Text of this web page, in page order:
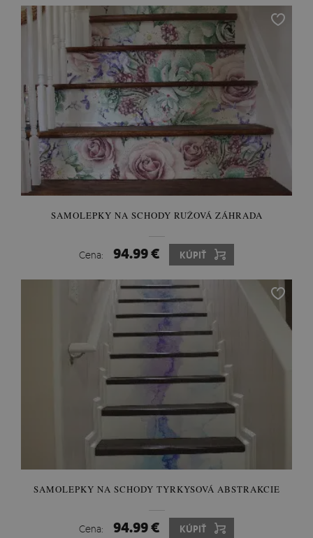
SAMOLEPKY NA SCHODY RUŽOVÁ ZÁHRADA
Cena: 94.99 € KÚPIŤ
SAMOLEPKY NA SCHODY TYRKYSOVÁ ABSTRAKCIE
Cena: 94.99 € KÚPIŤ